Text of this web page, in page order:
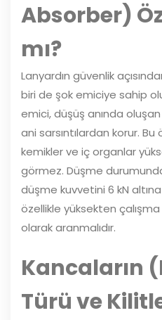
Absorber)
mı?
Lanyardın güvenlik
biri de şok emiciye sahip
emici, düşüş anında
ani sarsıntılardan korur.
kemikler ve iç organlar
görmez. Düşme
düşme kuvvetini 6 kN
özellikle yüksekten
olarak aranmalıdır.
Kancaların
Türü ve